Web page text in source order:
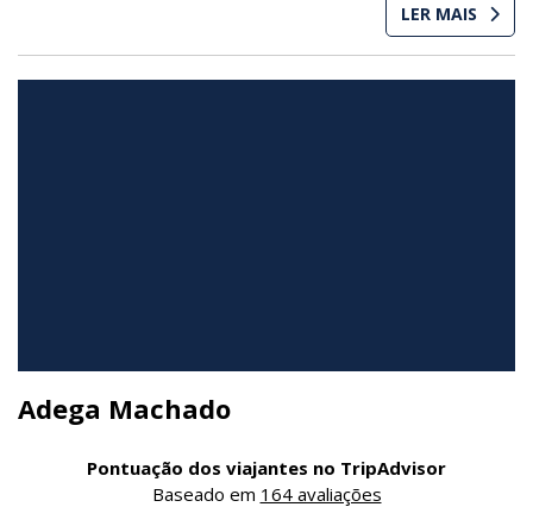
LER MAIS
Adega Machado
Pontuação dos viajantes no TripAdvisor
Baseado em 164 avaliações